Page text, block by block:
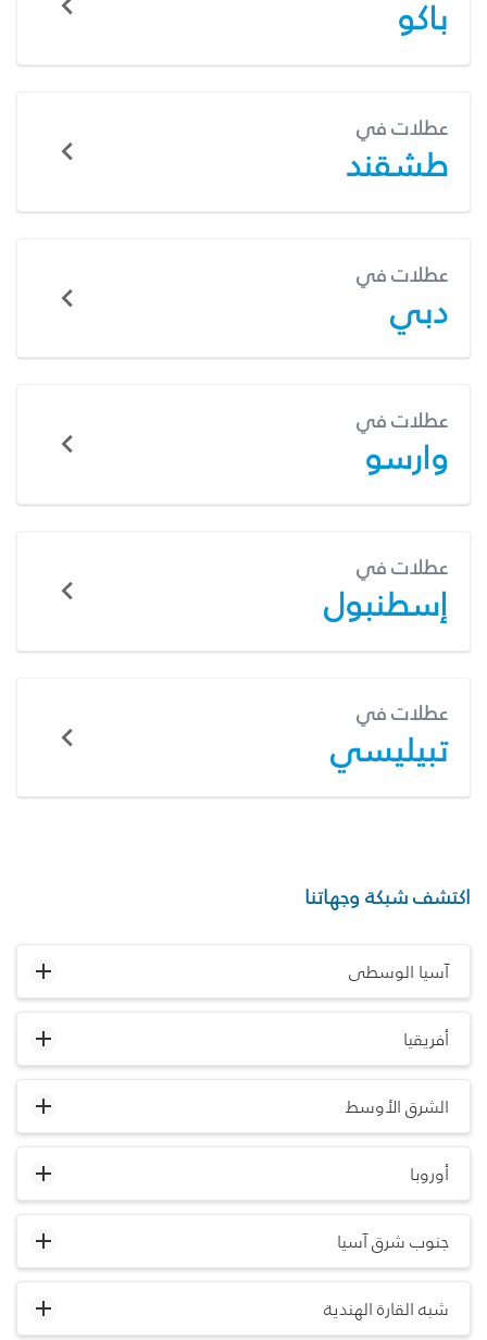
باكو
عطلات في
طشقند
عطلات في
دبي
عطلات في
وارسو
عطلات في
إسطنبول
عطلات في
تبيليسي
اكتشف شبكة وجهاتنا
آسيا الوسطى
أفريقيا
الشرق الأوسط
أوروبا
جنوب شرق آسيا
شبه القارة الهندية